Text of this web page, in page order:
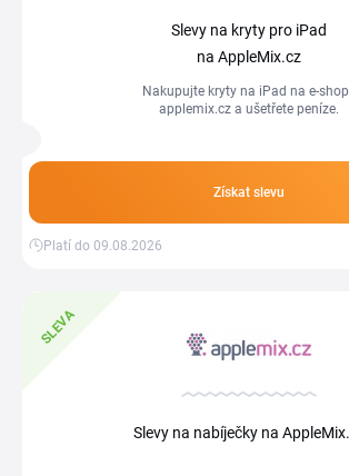
Slevy na kryty pro iPad
na AppleMix.cz
Nakupujte kryty na iPad na e-
applemix.cz a ušetřete peníze.
Získat slevu
Platí do 09.08.2026
SLEVA
Slevy na nabíječky na